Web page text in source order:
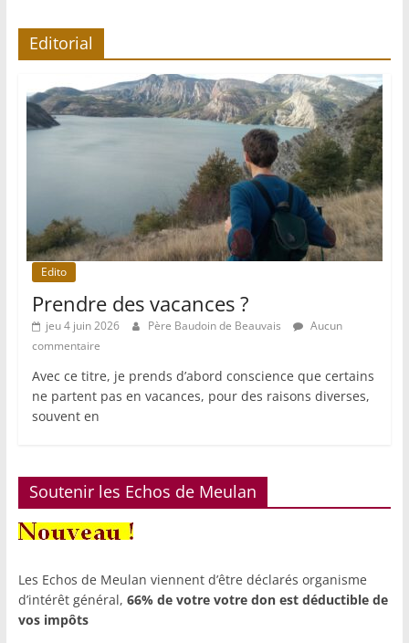
Editorial
Edito
Prendre des vacances ?
jeu 4 juin 2026 Père Baudoin de Beauvais
Aucun
commentaire
Avec ce titre, je prends d’abord conscience que certains
ne partent pas en vacances, pour des raisons diverses,
souvent en
Soutenir les Echos de Meulan
Les Echos de Meulan viennent d’être déclarés organisme
d’intérêt général, 66% de votre votre don est déductible de
vos impôts